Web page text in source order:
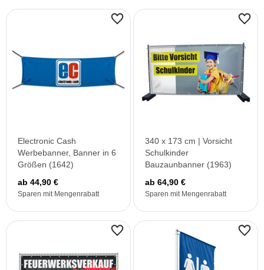
Electronic Cash
Werbebanner, Banner in 6
Größen (1642)
ab 44,90 €
Sparen mit Mengenrabatt
340 x 173 cm | Vorsicht
Schulkinder
Bauzaunbanner (1963)
ab 64,90 €
Sparen mit Mengenrabatt